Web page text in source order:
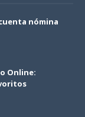
nómina
Online: